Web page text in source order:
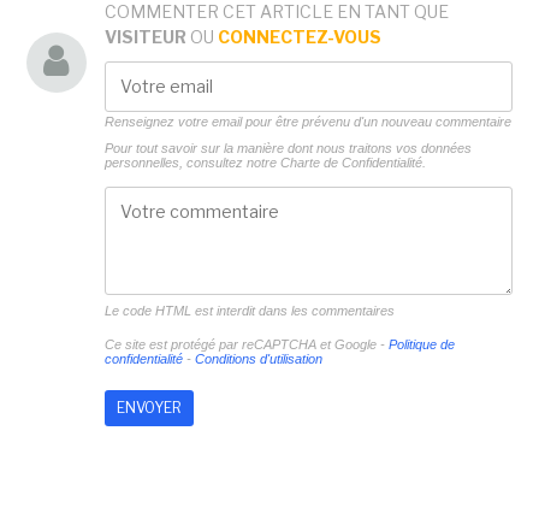
COMMENTER CET ARTICLE EN TANT QUE
VISITEUR OU CONNECTEZ-VOUS
Renseignez votre email pour être prévenu d'un nouveau commentaire
Pour tout savoir sur la manière dont nous traitons vos données
personnelles, consultez notre Charte de Confidentialité.
Le code HTML est interdit dans les commentaires
Ce site est protégé par reCAPTCHA et Google - Politique de
confidentialité- Conditions d'utilisation